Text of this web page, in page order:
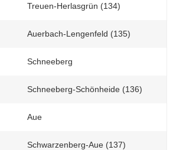
Treuen-Herlasgrün (134)
Auerbach-Lengenfeld (135)
Schneeberg
Schneeberg-Schönheide (136)
Aue
Schwarzenberg-Aue (137)